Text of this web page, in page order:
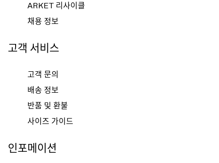
ARKET 리사이클
채용 정보
고객 서비스
고객 문의
배송 정보
반품 및 환불
사이즈 가이드
인포메이션